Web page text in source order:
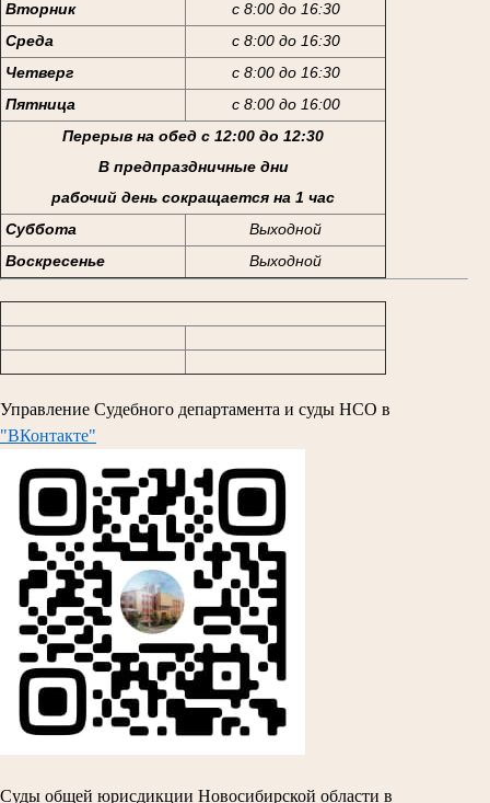
Вторник
с 8:00 до 16:30
Среда
с 8:00 до 16:30
Четверг
с 8:00 до 16:30
Пятница
с 8:00 до 16:00
Перерыв на обед с 12:00 до 12:30
В предпраздничные дни
рабочий день сокращается на 1 час
Суббота
Выходной
Воскресенье
Выходной
Управление Судебного департамента и суды НСО в
"ВКонтакте"
Суды общей юрисдикции Новосибирской области в